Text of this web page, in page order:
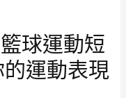
球運動短
運動表現